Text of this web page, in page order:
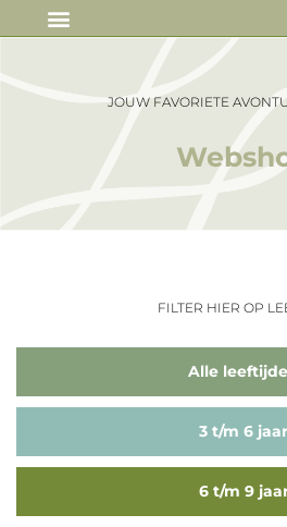
JOUW FAVORIETE
FILTER HIER OP
Alle
3 t/m 6 jaar
6 t/m 9